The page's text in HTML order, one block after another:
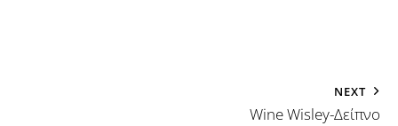
NEXT
Wine Wisley-Δείπνο